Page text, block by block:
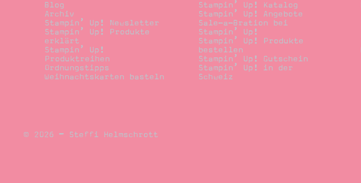
Blog
Archiv
Stampin’ Up! Newsletter
Stampin’ Up! Produkte
erklärt
Stampin’ Up!
Produktreihen
Ordnungstipps
Weihnachtskarten basteln
Stampin’ Up! Katalog
Stampin’ Up! Angebote
Sale-a-Bration bei
Stampin’ Up!
Stampin’ Up! Produkte
bestellen
Stampin’ Up! Gutschein
Stampin’ Up! in der
Schweiz
© 2026 – Steffi Helmschrott